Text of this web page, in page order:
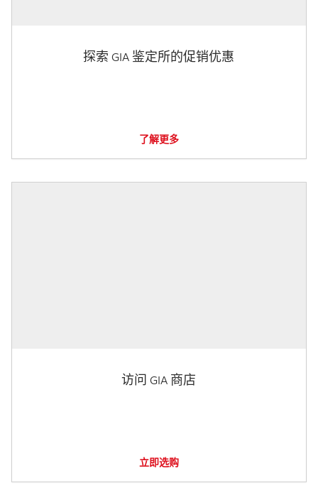
探索 GIA 鉴定所的促销优惠
了解更多
访问 GIA 商店
立即选购